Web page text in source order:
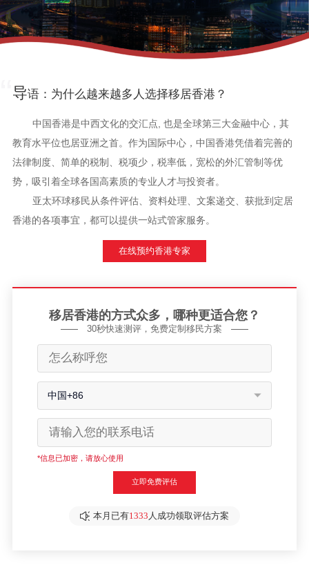
导语：为什么越来越多人选择移居香港？
中国香港是中西文化的交汇点, 也是全球第三大金融中心，其
教育水平位也居亚洲之首。作为国际中心，中国香港凭借着完善的
法律制度、简单的税制、税项少，税率低，宽松的外汇管制等优
势，吸引着全球各国高素质的专业人才与投资者。
亚太环球移民从条件评估、资料处理、文案递交、获批到定居
香港的各项事宜，都可以提供一站式管家服务。
在线预约香港专家
移居香港的方式众多，哪种更适合您？
30秒快速测评，免费定制移民方案
中国+86
*信息已加密，请放心使用
立即免费评估
本月已有1333 人成功领取评估方案